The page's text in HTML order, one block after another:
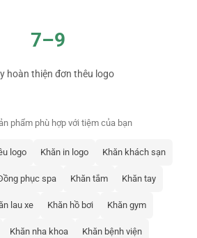
7–9
hoàn thiện đơn thêu logo
phẩm phù hợp với tiệm của bạn
logo Khăn in logo Khăn khách sạn
phục spa Khăn tắm Khăn tay
lau xe Khăn hồ bơi Khăn gym
Khăn nha khoa Khăn bệnh viện